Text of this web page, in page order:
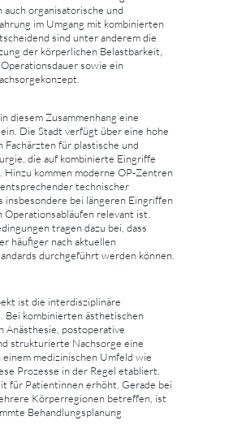
auch organisatorische und
im Umgang mit kombinierten
sind unter anderem die
der körperlichen Belastbarkeit,
sowie ein
diesem Zusammenhang eine
Die Stadt verfügt über eine hohe
Fachärzten für plastische und
die auf kombinierte Eingriffe
Hinzu kommen moderne OP-Zentren
technischer
insbesondere bei längeren Eingriffen
Operationsabläufen relevant ist.
tragen dazu bei, dass
häufiger nach aktuellen
durchgeführt werden können.
ist die interdisziplinäre
Bei kombinierten ästhetischen
Anästhesie, postoperative
strukturierte Nachsorge eine
medizinischen Umfeld wie
Prozesse in der Regel etabliert,
für Patientinnen erhöht. Gerade bei
Körperregionen betreffen, ist
Behandlungsplanung